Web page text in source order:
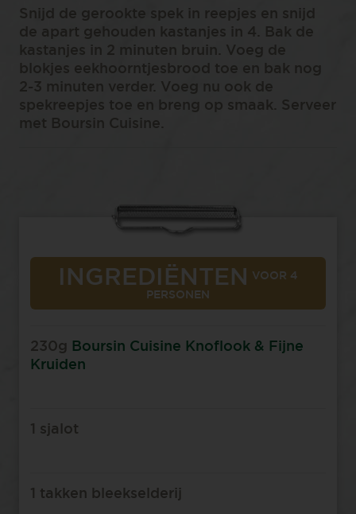
Snijd de gerookte spek in reepjes en snijd
de apart gehouden kastanjes in 4. Bak de
kastanjes in 2 minuten bruin. Voeg de
blokjes eekhoorntjesbrood toe en bak nog
2-3 minuten verder. Voeg nu ook de
spekreepjes toe en breng op smaak. Serveer
met Boursin Cuisine.
INGREDIËNTEN
VOOR 4
PERSONEN
230g
Boursin Cuisine Knoflook & Fijne
Kruiden
1 sjalot
1 takken bleekselderij